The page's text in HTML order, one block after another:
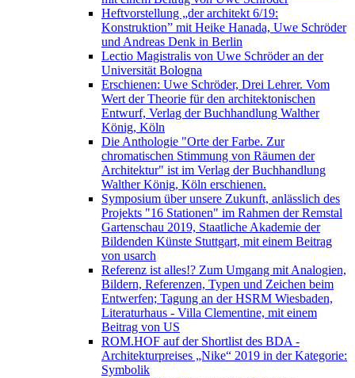
Heftvorstellung „der architekt 6/19:
Konstruktion” mit Heike Hanada, Uwe Schröder
und Andreas Denk in Berlin
Lectio Magistralis von Uwe Schröder an der
Universität Bologna
Erschienen: Uwe Schröder, Drei Lehrer. Vom
Wert der Theorie für den architektonischen
Entwurf, Verlag der Buchhandlung Walther
König, Köln
Die Anthologie "Orte der Farbe. Zur
chromatischen Stimmung von Räumen der
Architektur" ist im Verlag der Buchhandlung
Walther König, Köln erschienen.
Symposium über unsere Zukunft, anlässlich des
Projekts "16 Stationen" im Rahmen der Remstal
Gartenschau 2019, Staatliche Akademie der
Bildenden Künste Stuttgart, mit einem Beitrag
von usarch
Referenz ist alles!? Zum Umgang mit Analogien,
Bildern, Referenzen, Typen und Zeichen beim
Entwerfen; Tagung an der HSRM Wiesbaden,
Literaturhaus - Villa Clementine, mit einem
Beitrag von US
ROM.HOF auf der Shortlist des BDA -
Architekturpreises „Nike“ 2019 in der Kategorie:
Symbolik